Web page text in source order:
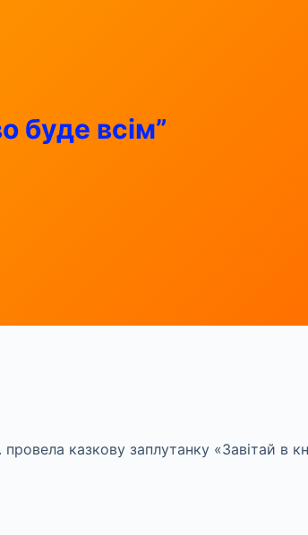
буде всім”
казкову заплутанку «Завітай в